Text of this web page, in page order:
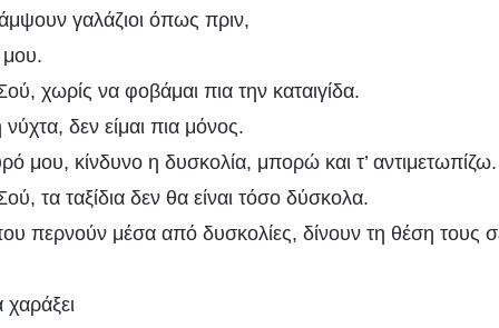
γαλάζιοι όπως πριν,
μου.
χωρίς να φοβάμαι πια την καταιγίδα.
δεν είμαι πια μόνος.
μου, κίνδυνο η δυσκολία, μπορώ και τ’ αντιμετωπίζω.
τα ταξίδια δεν θα είναι τόσο δύσκολα.
περνούν μέσα από δυσκολίες, δίνουν τη θέση τους